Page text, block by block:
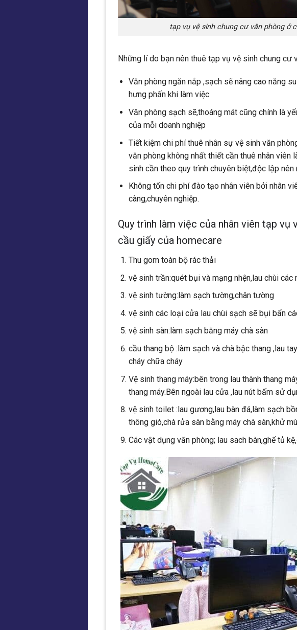
tạp vụ vệ sinh chung cư văn phòng ở
Những lí do bạn nên thuê tạp vụ vệ sinh chung cư
Văn phòng ngăn nắp ,sạch sẽ nâng cao năng
hưng phấn khi làm việc
Văn phòng sạch sẽ,thoáng mát cũng chính là
của mỗi doanh nghiệp
Tiết kiệm chi phí thuê nhân sự vệ sinh văn
văn phòng không nhất thiết cần thuê nhân
sinh cần theo quy trình chuyên biệt,độc lập
Không tốn chi phí đào tạo nhân viên bởi nhân
càng,chuyên nghiệp.
Quy trình làm việc của nhân viên tạp vụ
cầu giấy của homecare
Thu gom toàn bộ rác thải
vệ sinh trần:quét bụi và mạng nhện,lau chùi
vệ sinh tường:làm sạch tường,chân tường
vệ sinh các loại cửa lau chùi sạch sẽ bụi bẩn
vệ sinh sàn:làm sạch bằng máy chà sàn
cầu thang bộ :làm sạch và chà bậc thang ,lau
cháy chữa cháy
Vệ sinh thang máy:bên trong lau thành thang
thang máy.Bên ngoài lau cửa ,lau nút bấm sử
vệ sinh toilet :lau gương,lau bàn đá,làm sạch
thông gió,chà rửa sàn bằng máy chà sàn,khử
Các vật dụng văn phòng; lau sach bàn,ghế tủ